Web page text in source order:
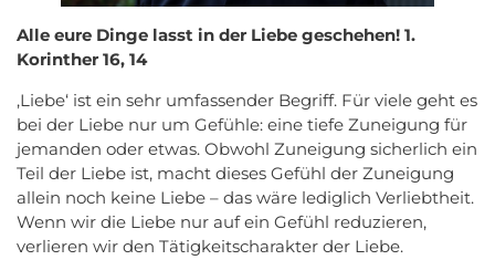
Alle eure Dinge lasst in der Liebe geschehen! 1.
Korinther 16, 14
,Liebe‘ ist ein sehr umfassender Begriff. Für viele geht es
bei der Liebe nur um Gefühle: eine tiefe Zuneigung für
jemanden oder etwas. Obwohl Zuneigung sicherlich ein
Teil der Liebe ist, macht dieses Gefühl der Zuneigung
allein noch keine Liebe – das wäre lediglich Verliebtheit.
Wenn wir die Liebe nur auf ein Gefühl reduzieren,
verlieren wir den Tätigkeitscharakter der Liebe.